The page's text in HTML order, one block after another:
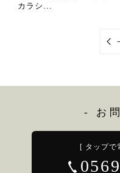
カラシ...
- お
[ タップで